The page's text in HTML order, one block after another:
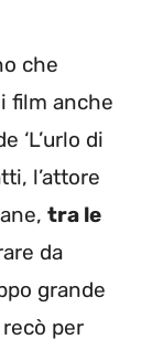
che
film anche
‘L’urlo di
l’attore
tra le
da
grande
per